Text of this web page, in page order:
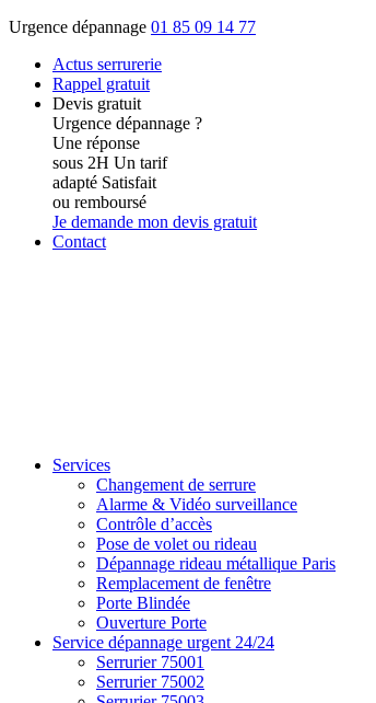
Urgence dépannage 01 85 09 14 77
Actus serrurerie
Rappel gratuit
Devis gratuit
Urgence dépannage ?
Une réponse
sous 2H Un tarif
adapté Satisfait
ou remboursé
Je demande mon devis gratuit
Contact
Services
Changement de serrure
Alarme & Vidéo surveillance
Contrôle d’accès
Pose de volet ou rideau
Dépannage rideau métallique Paris
Remplacement de fenêtre
Porte Blindée
Ouverture Porte
Service dépannage urgent 24/24
Serrurier 75001
Serrurier 75002